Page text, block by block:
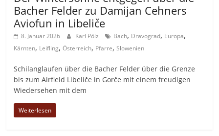
Bacher Felder zu Damijan Cehners
Aviofun in Libeliče
8. Januar 2026 Karl Pölz Bach, Dravograd, Europa,
Kärnten, Leifling,Österreich, Pfarre,Slowenien
Schilanglaufen über die Bacher Felder über die Grenze
bis zum Airfield Libeliče in Gorče mit einem freudigen
Wiedersehen mit dem
Weiterlesen